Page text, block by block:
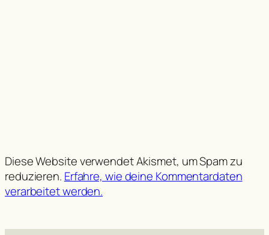
Diese Website verwendet Akismet, um Spam zu
reduzieren. Erfahre, wie deine Kommentardaten
verarbeitet werden.